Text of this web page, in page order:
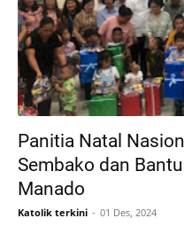
Panitia Natal
Sembako dan
Manado
Katolik terkini 01 Des, 2024